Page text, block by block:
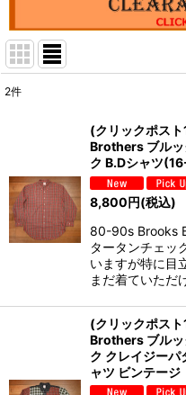
2件
(クリックポス
Brothers ブルッ
ク B.Dシャツ
8,800円(税込)
80-90s Brooks
タータンチェッ
いますが特に目
まだ着ていただ
(クリックポス
Brothers ブルッ
ク クレイジー
ャツ ビンテージ